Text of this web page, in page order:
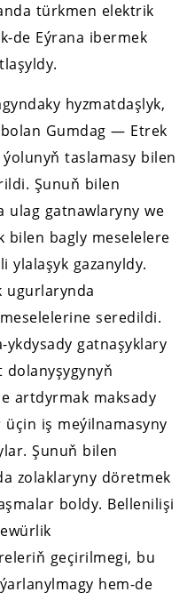
türkmen elektrik
de Eýrana ibermek
hyzmatdaşlyk,
Gumdag — Etrek
taslamasy bilen
Şunuň bilen
ulag gatnawlaryny we
bilen bagly meselelere
ylalaşyk gazanyldy.
ugurlarynda
seredildi.
gatnaşyklary
artdyrmak maksady
iş meýilnamasyny
Şunuň bilen
zolaklaryny döretmek
boldy. Bellenilişi
geçirilmegi, bu
hem-de